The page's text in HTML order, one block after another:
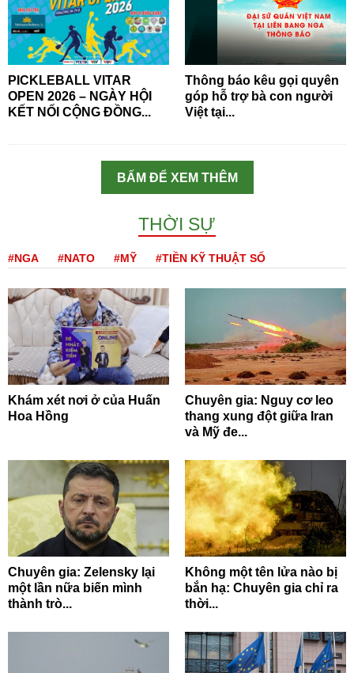
PICKLEBALL VITAR
OPEN 2026 – NGÀY HỘI
KẾT NỐI CỘNG ĐỒNG...
Thông báo kêu gọi quyên
góp hỗ trợ bà con người
Việt tại...
BẤM ĐỂ XEM THÊM
THỜI SỰ
#NGA #NATO #MỸ #TIỀN KỸ THUẬT SỐ
Khám xét nơi ở của Huấn
Hoa Hồng
Chuyên gia: Nguy cơ leo
thang xung đột giữa Iran
và Mỹ đe...
Chuyên gia: Zelensky lại
một lần nữa biến mình
thành trò...
Không một tên lửa nào bị
bắn hạ: Chuyên gia chỉ ra
thời...